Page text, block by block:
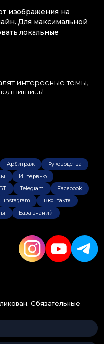
изображения на
Для максимальной
локальные
интересные темы,
Арбитраж
Руководства
Интервью
Telegram
Facebook
Instagram
Вконтакте
База знаний
Обязательные